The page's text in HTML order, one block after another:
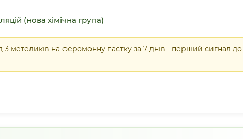
(нова хімічна група)
3 метеликів на феромонну пастку за 7 днів - перший сигнал до